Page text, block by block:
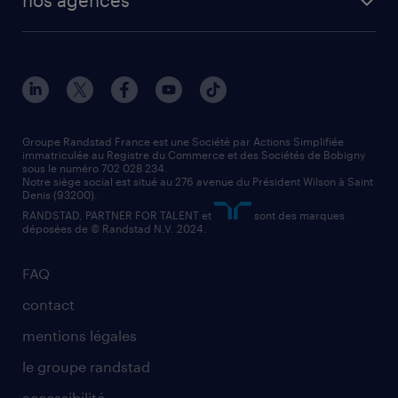
manutentionnaire
assistant administratif
comptable
solutions opérationnelles
contact entreprise
faq intérim / recrutement
nos agences par ville
nos agences par région
nos cabinets de recrutement
FAQ
contact
mentions légales
le groupe randstad
Groupe Randstad France est une Société par Actions Simplifiée
immatriculée au Registre du Commerce et des Sociétés de Bobigny
sous le numéro 702 028 234.
Notre siège social est situé au 276 avenue du Président Wilson à Saint
Denis (93200).
RANDSTAD, PARTNER FOR TALENT et
sont des marques
déposées de © Randstad N.V. 2024.